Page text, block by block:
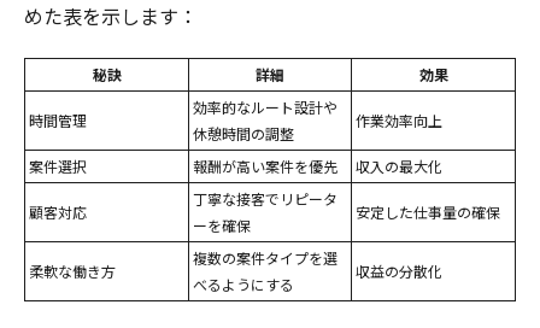
めた表を示します：
秘訣 詳細 効果
時間管理
効率的なルート設計や
休憩時間の調整
作業効率向上
案件選択 報酬が高い案件を優先 収入の最大化
顧客対応
丁寧な接客でリピータ
ーを確保
安定した仕事量の確保
柔軟な働き方
複数の案件タイプを選
べるようにする
収益の分散化